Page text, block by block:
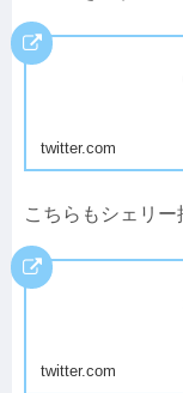
twitter.com
こちらもシェリー
twitter.com